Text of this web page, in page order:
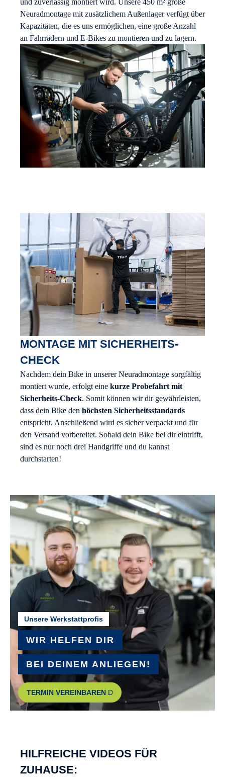
Neuradmontage mit zusätzlichem Außenlager verfügt über
Kapazitäten, die es uns ermöglichen, eine große Anzahl
an Fahrrädern und E-Bikes zu montieren und zu lagern.
MONTAGE MIT SICHERHEITS-
CHECK
Nachdem dein Bike in unserer Neuradmontage sorgfältig
montiert wurde, erfolgt eine kurze Probefahrt mit
Sicherheits-Check. Somit können wir dir gewährleisten,
dass dein Bike den höchsten Sicherheitsstandards
entspricht. Anschließend wird es sicher verpackt und für
den Versand vorbereitet. Sobald dein Bike bei dir eintrifft,
sind es nur noch drei Handgriffe und du kannst
durchstarten!
Unsere Werkstattprofis
WIR HELFEN DIR
BEI DEINEM ANLIEGEN!
TERMIN VEREINBAREN
HILFREICHE VIDEOS FÜR
ZUHAUSE: